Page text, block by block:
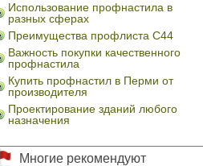
Использование профнастила в
разных сферах
Преимущества профлиста С44
Важность покупки качественного
профнастила
Купить профнастил в Перми от
производителя
Проектирование зданий любого
назначения
Многие рекомендуют